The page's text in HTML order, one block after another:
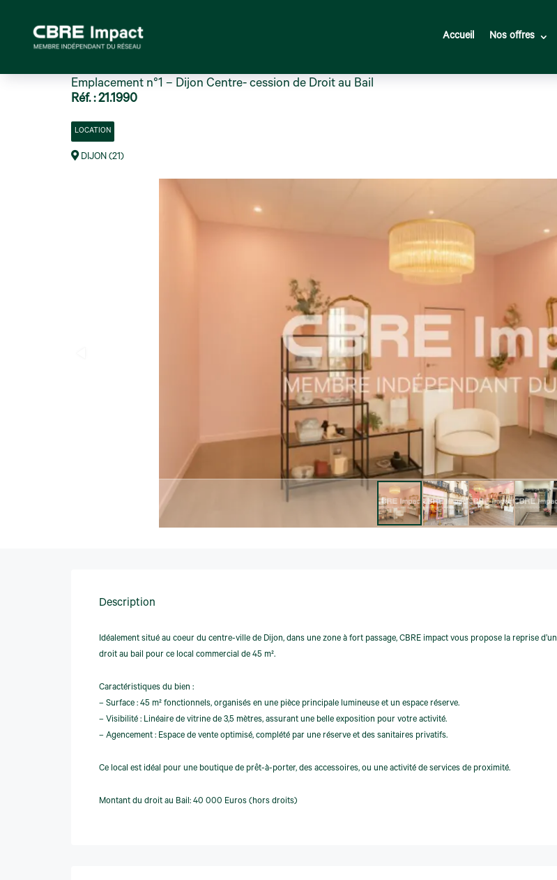
Accueil Nos offres
Emplacement n°1 – Dijon Centre- cession de Droit au Bail
Réf. : 21.1990
LOCATION
DIJON (21)
Description
Idéalement situé au coeur du centre-ville de Dijon, dans une zone à fort passage, CBRE impact vous propose la reprise d’un
droit au bail pour ce local commercial de 45 m².
Caractéristiques du bien :
– Surface : 45 m² fonctionnels, organisés en une pièce principale lumineuse et un espace réserve.
– Visibilité : Linéaire de vitrine de 3,5 mètres, assurant une belle exposition pour votre activité.
– Agencement : Espace de vente optimisé, complété par une réserve et des sanitaires privatifs.
Ce local est idéal pour une boutique de prêt-à-porter, des accessoires, ou une activité de services de proximité.
Montant du droit au Bail: 40 000 Euros (hors droits)